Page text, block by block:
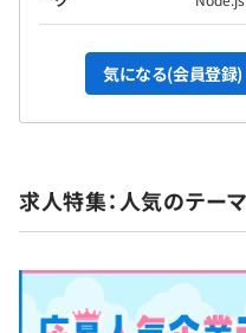
気になる(会員登録)
求人特集：人気のテー